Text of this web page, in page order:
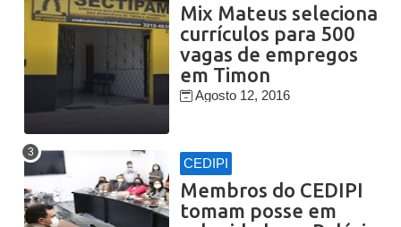
Mix Mateus seleciona
currículos para 500
vagas de empregos
em Timon
Agosto 12, 2016
CEDIPI
Membros do CEDIPI
tomam posse em